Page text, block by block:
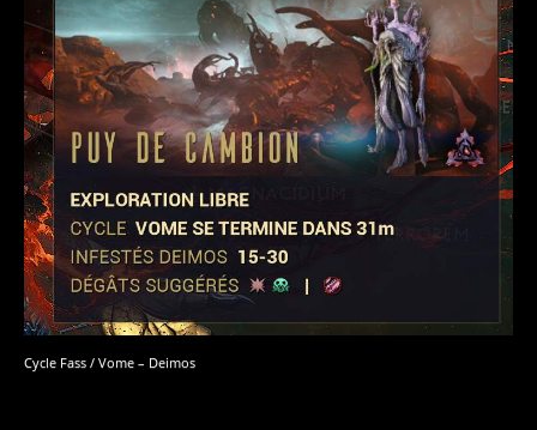
Cycle Fass / Vome – Deimos